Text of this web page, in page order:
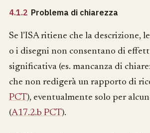
4.1.2 Problema di chiarezza
Se l’ISA ritiene che la descrizione,
o i disegni non consentano di
significativa (es. mancanza di
che non redigerà un rapporto di
PCT), eventualmente solo per
(A17.2.b PCT).